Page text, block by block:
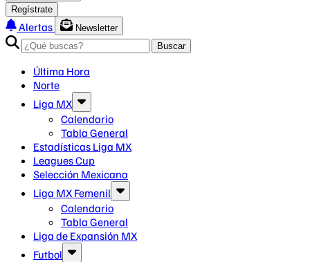
Regístrate
Alertas
Newsletter
Buscar
Última Hora
Norte
Liga MX
Calendario
Tabla General
Estadísticas Liga MX
Leagues Cup
Selección Mexicana
Liga MX Femenil
Calendario
Tabla General
Liga de Expansión MX
Futbol